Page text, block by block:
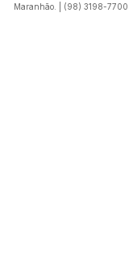
Maranhão. | (98) 3198-7700